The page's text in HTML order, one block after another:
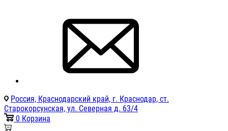
Россия, Краснодарский край, г. Краснодар, ст.
Старокорсунская, ул. Северная д. 63/4
0 Корзина